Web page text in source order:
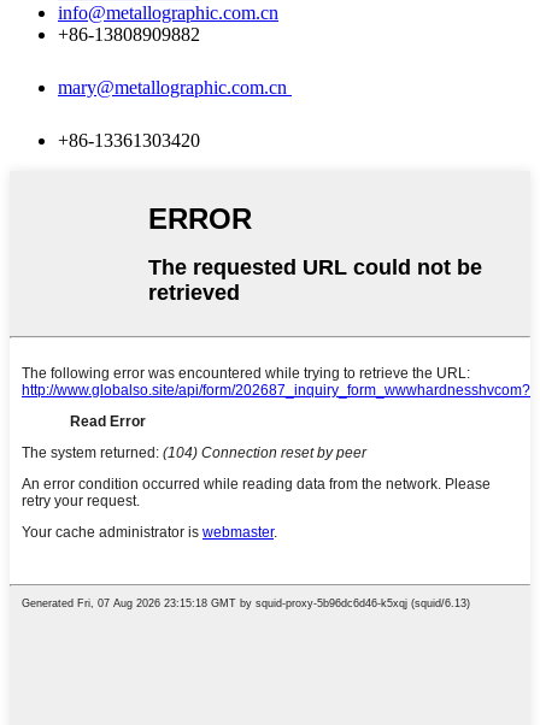
info@metallographic.com.cn
+86-13808909882
mary@metallographic.com.cn
+86-13361303420